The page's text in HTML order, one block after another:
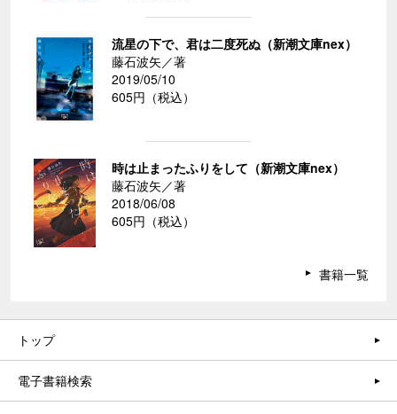
流星の下で、君は二度死ぬ（新潮文庫nex）
藤石波矢／著
2019/05/10
605円（税込）
時は止まったふりをして（新潮文庫nex）
藤石波矢／著
2018/06/08
605円（税込）
書籍一覧
トップ
電子書籍検索